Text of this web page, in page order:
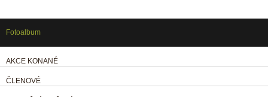
Fotoalbum
AKCE KONANÉ
ČLENOVÉ